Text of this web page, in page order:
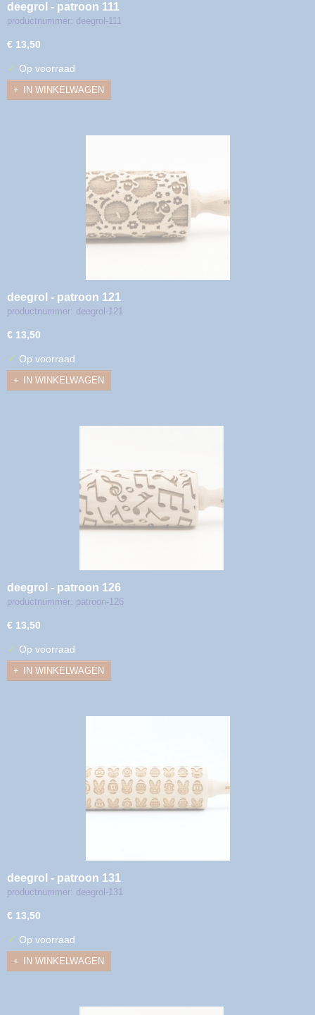
deegrol - patroon 111
productnummer: deegrol-111
€ 13,50
✓ Op voorraad
IN WINKELWAGEN
deegrol - patroon 121
productnummer: deegrol-121
€ 13,50
✓ Op voorraad
IN WINKELWAGEN
deegrol - patroon 126
productnummer: patroon-126
€ 13,50
✓ Op voorraad
IN WINKELWAGEN
deegrol - patroon 131
productnummer: deegrol-131
€ 13,50
✓ Op voorraad
IN WINKELWAGEN